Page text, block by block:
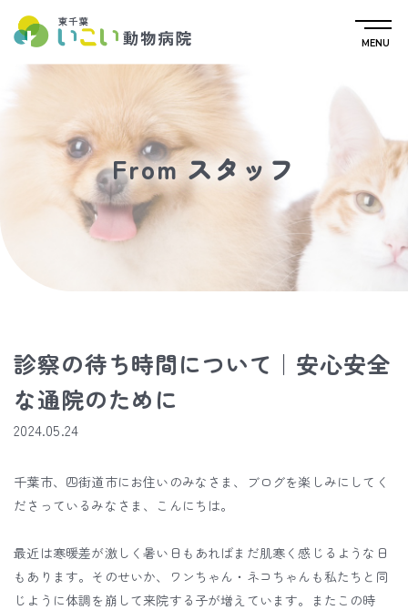
MENU
From スタッフ
診察の待ち時間について｜安心安全
な通院のために
2024.05.24
千葉市、四街道市にお住いのみなさま、ブログを楽しみにしてく
ださっているみなさま、こんにちは。
最近は寒暖差が激しく暑い日もあればまだ肌寒く感じるような日
もあります。そのせいか、ワンちゃん・ネコちゃんも私たちと同
じように体調を崩して来院する子が増えています。またこの時